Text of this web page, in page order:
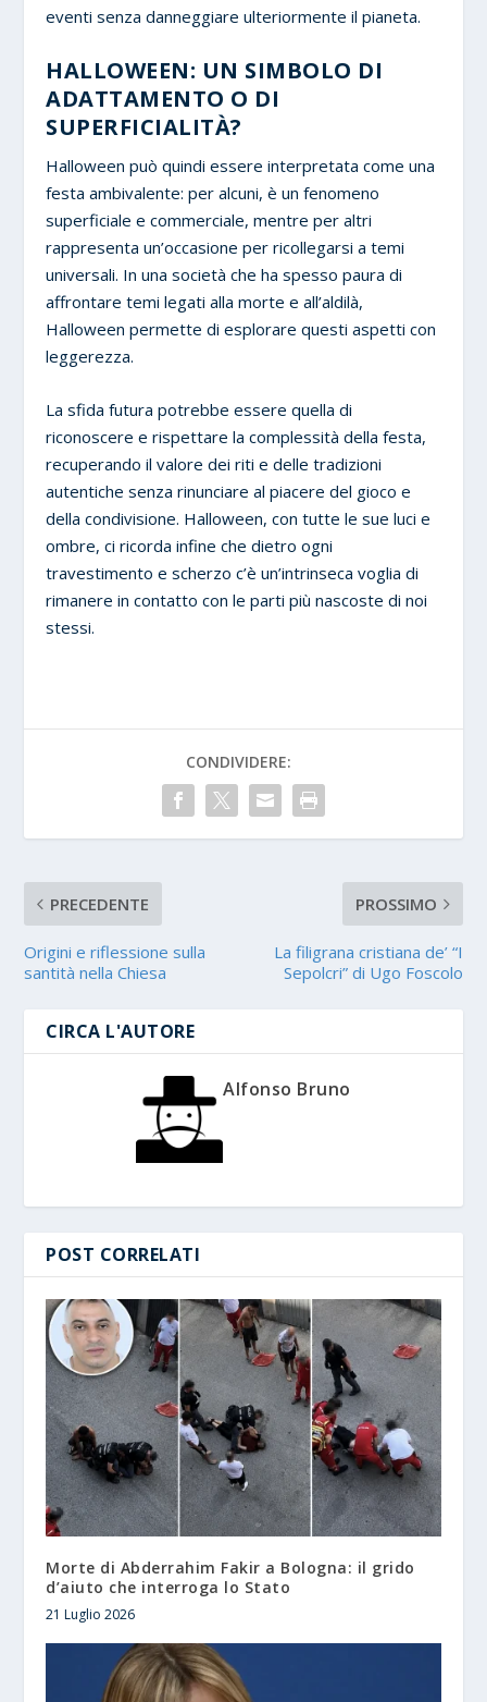
eventi senza danneggiare ulteriormente il pianeta.
HALLOWEEN: UN SIMBOLO DI
ADATTAMENTO O DI
SUPERFICIALITÀ?
Halloween può quindi essere interpretata come una
festa ambivalente: per alcuni, è un fenomeno
superficiale e commerciale, mentre per altri
rappresenta un’occasione per ricollegarsi a temi
universali. In una società che ha spesso paura di
affrontare temi legati alla morte e all’aldilà,
Halloween permette di esplorare questi aspetti con
leggerezza.
La sfida futura potrebbe essere quella di
riconoscere e rispettare la complessità della festa,
recuperando il valore dei riti e delle tradizioni
autentiche senza rinunciare al piacere del gioco e
della condivisione. Halloween, con tutte le sue luci e
ombre, ci ricorda infine che dietro ogni
travestimento e scherzo c’è un’intrinseca voglia di
rimanere in contatto con le parti più nascoste di noi
stessi.
CONDIVIDERE:
PRECEDENTE
Origini e riflessione sulla
santità nella Chiesa
PROSSIMO
La filigrana cristiana de’ “I
Sepolcri” di Ugo Foscolo
CIRCA L'AUTORE
Alfonso Bruno
POST CORRELATI
Morte di Abderrahim Fakir a Bologna: il grido
d’aiuto che interroga lo Stato
21 Luglio 2026